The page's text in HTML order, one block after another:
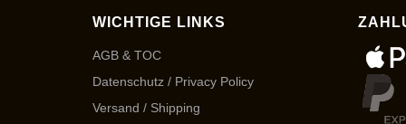
WICHTIGE LINKS
AGB & TOC
Datenschutz / Privacy Policy
Versand / Shipping